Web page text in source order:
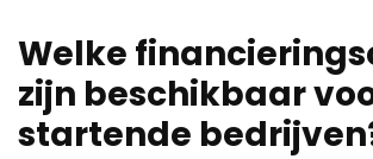
Welke
zijn beschikbaar
startende